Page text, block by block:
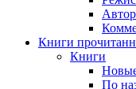
Книги
Книги
По